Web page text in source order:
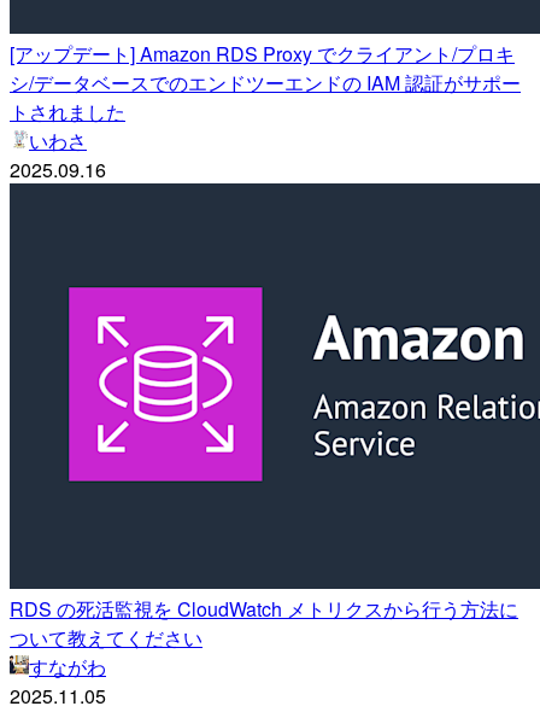
[アップデート] Amazon RDS Proxy でクライアント/プロキ
シ/データベースでのエンドツーエンドの IAM 認証がサポー
トされました
いわさ
2025.09.16
RDS の死活監視を CloudWatch メトリクスから行う方法に
ついて教えてください
すながわ
2025.11.05